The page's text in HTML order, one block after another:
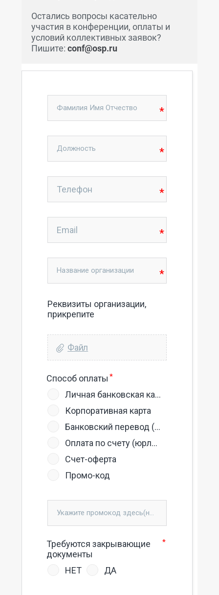
Остались вопросы касательно
участия в конференции, оплаты и
условий коллективных заявок?
Пишите: conf@osp.ru